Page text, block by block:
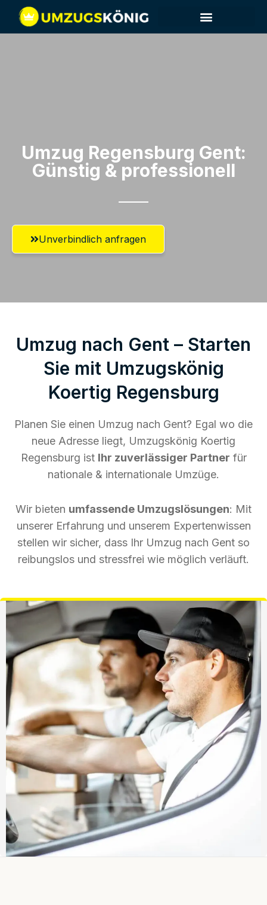
Umzug Regensburg​ Gent:
Günstig & professionell​
Unverbindlich anfragen
Umzug nach Gent – Starten
Sie mit Umzugskönig
Koertig Regensburg
Planen Sie einen Umzug nach Gent? Egal wo die
neue Adresse liegt, Umzugskönig Koertig
Regensburg ist Ihr zuverlässiger Partner für
nationale & internationale Umzüge.
Wir bieten umfassende Umzugslösungen: Mit
unserer Erfahrung und unserem Expertenwissen
stellen wir sicher, dass Ihr Umzug nach Gent so
reibungslos und stressfrei wie möglich verläuft.